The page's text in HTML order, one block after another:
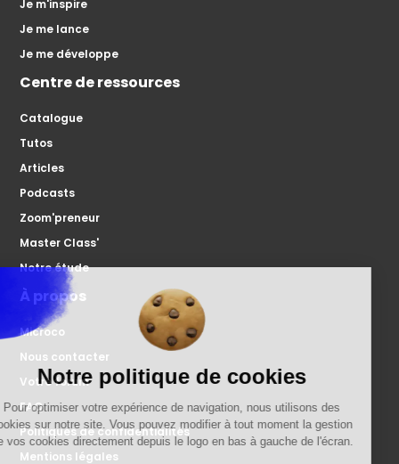
Je m'inspire
Je me lance
Je me développe
Centre de ressources
Catalogue
Tutos
Articles
Podcasts
Zoom'preneur
Master Class'
Notre étude
À propos
Microco
Nous contacter
Votre forum
FAQ
Politiques de confidentialités
Mentions légales